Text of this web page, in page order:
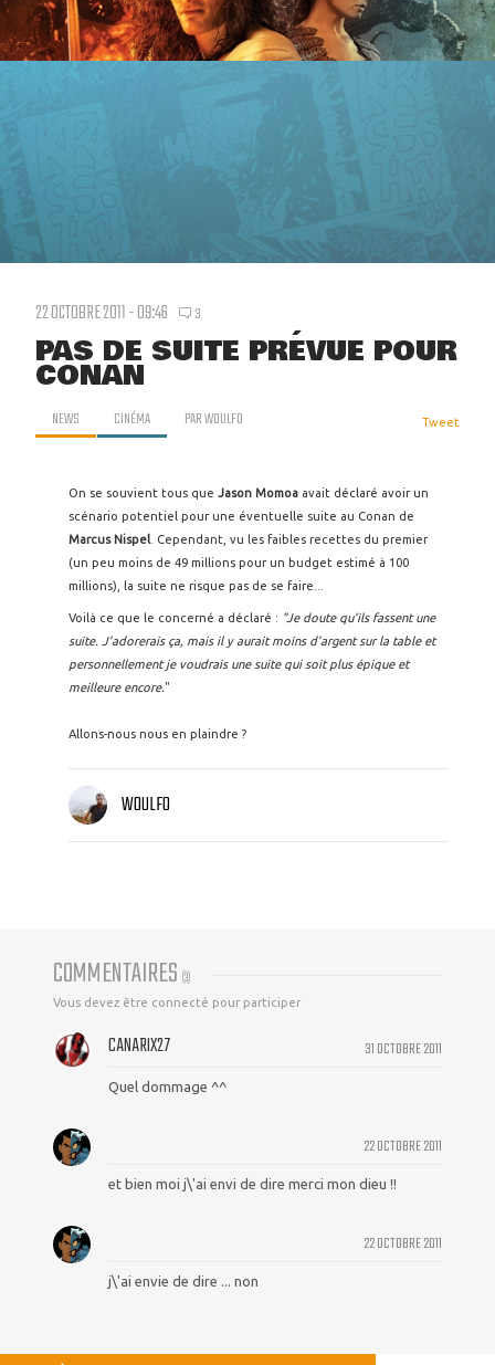
22 OCTOBRE 2011 - 09:46 3
PAS DE SUITE PRÉVUE POUR
CONAN
NEWS CINÉMA PARWOULFO Tweet
On se souvient tous que Jason Momoa avait déclaré avoir un
scénario potentiel pour une éventuelle suite au Conan de
Marcus Nispel . Cependant, vu les faibles recettes du premier
(un peu moins de 49 millions pour un budget estimé à 100
millions), la suite ne risque pas de se faire...
Voilà ce que le concerné a déclaré : "Je doute qu’ils fassent une
suite. J’adorerais ça, mais il y aurait moins d’argent sur la table et
personnellement je voudrais une suite qui soit plus épique et
meilleure encore."
Allons-nous nous en plaindre ?
WOULFO
COMMENTAIRES (3)
Vous devez être connecté pour participer
31 OCTOBRE 2011
CANARIX27
Quel dommage ^^
22 OCTOBRE 2011
et bien moi j\'ai envi de dire merci mon dieu !!
22 OCTOBRE 2011
j\'ai envie de dire ... non